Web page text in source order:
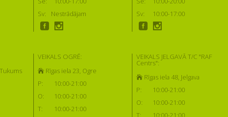
Sv:
Nestrādājam
Sv:
10:00-17:00
VEIKALS OGRĒ:
Rīgas iela 23, Ogre
P:
10:00-21:00
O:
10:00-21:00
T:
10:00-21:00
VEIKALS JELGAVĀ T/C "RAF
Centrs":
Rīgas iela 48, Jelgava
P:
10:00-21:00
O:
10:00-21:00
T:
10:00-21:00